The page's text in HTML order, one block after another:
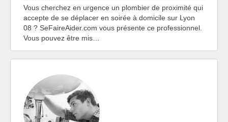
Vous cherchez en urgence un plombier de proximité qui
accepte de se déplacer en soirée à domicile sur Lyon
08 ? SeFaireAider.com vous présente ce professionnel.
Vous pouvez être mis…